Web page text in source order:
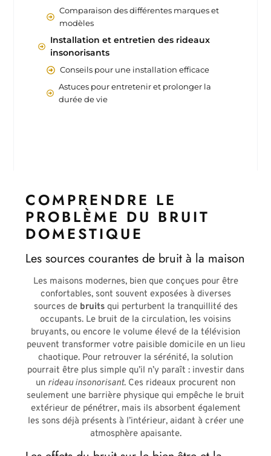
Comparaison des différentes marques et
modèles
Installation et entretien des rideaux
insonorisants
Conseils pour une installation efficace
Astuces pour entretenir et prolonger la
durée de vie
COMPRENDRE LE
PROBLÈME DU BRUIT
DOMESTIQUE
Les sources courantes de bruit à la maison
Les maisons modernes, bien que conçues pour être
confortables, sont souvent exposées à diverses
sources de bruitsqui perturbent la tranquillité des
occupants. Le bruit de la circulation, les voisins
bruyants, ou encore le volume élevé de la télévision
peuvent transformer votre paisible domicile en un lieu
chaotique. Pour retrouver la sérénité, la solution
pourrait être plus simple qu’il n’y paraît : investir dans
un rideau insonorisant. Ces rideaux procurent non
seulement une barrière physique qui empêche le bruit
extérieur de pénétrer, mais ils absorbent également
les sons déjà présents à l’intérieur, aidant à créer une
atmosphère apaisante.